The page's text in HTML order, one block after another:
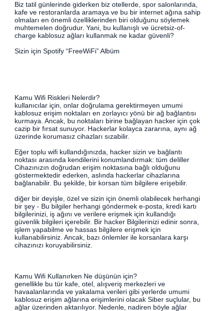
Biz tatil günlerinde giderken biz otellerde, spor salonlarında,
kafe ve restoranlarda aramaya ve bu bir internet ağına sahip
olmaları en önemli özelliklerinden biri olduğunu söylemek
muhtemelen doğrudur. Yani, bu kullanışlı ve ücretsiz-of-
charge kablosuz ağları kullanmak ne kadar güvenli?
Sizin için Spotify “FreeWiFi” Albüm
Kamu Wifi Riskleri Nelerdir?
kullanıcılar için, onlar doğrulama gerektirmeyen umumi
kablosuz erişim noktaları en zorlayıcı yönü bir ağ bağlantısı
kurmaya. Ancak, bu noktaları birine bağlayan hacker için çok
cazip bir fırsat sunuyor. Hackerlar kolayca zararına, aynı ağ
üzerinde korumasız cihazları sızabilir.
Eğer toplu wifi kullandığınızda, hacker sizin ve bağlantı
noktası arasında kendilerini konumlandırmak: tüm deliller
Cihazınızın doğrudan erişim noktasına bağlı olduğunu
göstermektedir ederken, aslında hackerlar cihazlarına
bağlanabilir. Bu şekilde, bir korsan tüm bilgilere erişebilir.
diğer bir deyişle, özel ve sizin için önemli olabilecek herhangi
bir şey - Bu bilgiler herhangi göndermek e-posta, kredi kartı
bilgilerinizi, iş ağını ve verilere erişmek için kullandığı
güvenlik bilgileri içerebilir. Bir hacker Bilgilerinizi edinir sonra,
işlem yapabilme ve hassas bilgilere erişmek için
kullanabilirsiniz. Ancak, bazı önlemler ile korsanlara karşı
cihazınızı koruyabilirsiniz.
Kamu Wifi Kullanırken Ne düşünün için?
genellikle bu tür kafe, otel, alışveriş merkezleri ve
havaalanlarında ve yakalama verileri gibi yerlerde umumi
kablosuz erişim ağlarına erişimlerini olacak Siber suçlular, bu
ağlar üzerinden aktarılıyor. Nedenle, nadiren böyle ağlar